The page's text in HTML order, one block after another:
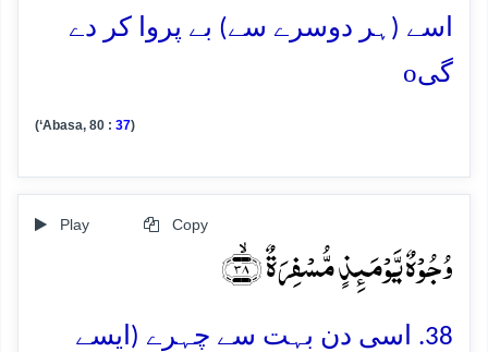
اسے (ہر دوسرے سے) بے پروا کر دے
گیo
(‘Abasa, 80 : 37)
Play Copy
وُجُوۡہٌ یَّوۡمَئِذٍ مُّسۡفِرَۃٌ ﴿ۙ۳۸﴾
38. اسی دن بہت سے چہرے (ایسے